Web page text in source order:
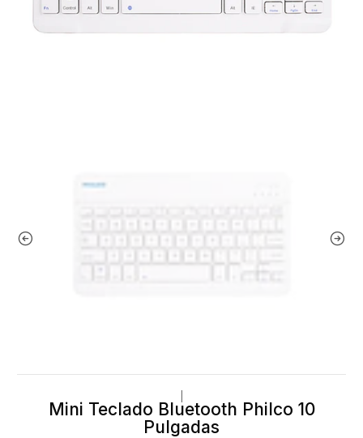
Mini Teclado Bluetooth Philco 10
Pulgadas